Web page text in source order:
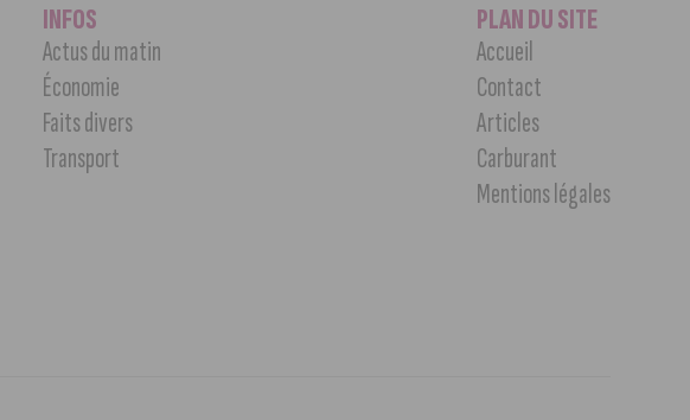
INFOS
Actus du matin
Économie
Faits divers
Transport
PLAN DU SITE
Accueil
Contact
Articles
Carburant
Mentions légales